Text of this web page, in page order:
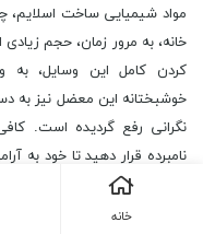
مواد شیمیایی ساخت اسلایم،
خانه، به مرور زمان، حجم
کردن کامل این وسایل،
خوشبختانه این معضل نیز به
نگرانی رفع گردیده است.
نامبرده قرار دهید تا خود به
باز کرده و با آوردن کمی
خود بگیرید. این ها تماما
خانه